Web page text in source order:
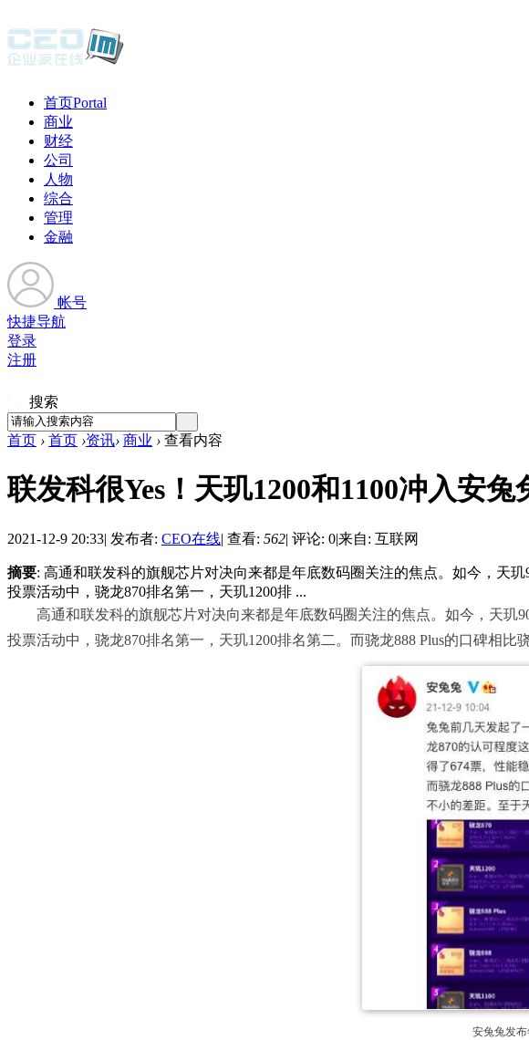
首页Portal
商业
财经
公司
人物
综合
管理
金融
帐号
快捷导航
登录
注册
搜索
首页 › 首页 ›资讯› 商业 › 查看内容
联发科很Yes！天玑1200和1100冲入安
2021-12-9 20:33| 发布者: CEO在线| 查看: 562| 评论: 0|来自: 互联网
摘要: 高通和联发科的旗舰芯片对决向来都是年底数码圈关注的焦点。如今，天
投票活动中，骁龙870排名第一，天玑1200排 ...
高通和联发科的旗舰芯片对决向来都是年底数码圈关注的焦点。如今，天玑
投票活动中，骁龙870排名第一，天玑1200排名第二。而骁龙888 Plus的口碑相比
安兔兔发布